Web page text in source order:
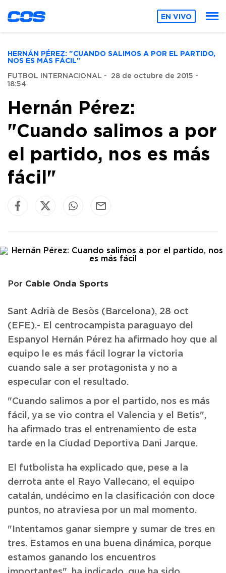
EN VIVO
HERNÁN PÉREZ: "CUANDO SALIMOS A POR EL PARTIDO,
NOS ES MÁS FÁCIL"
FUTBOL INTERNACIONAL - 28 de octubre de 2015 -
18:54
Hernán Pérez:
"Cuando salimos a por
el partido, nos es más
fácil"
Por Cable Onda Sports
Sant Adrià de Besòs (Barcelona), 28 oct
(EFE).- El centrocampista paraguayo del
Espanyol Hernán Pérez ha afirmado hoy que al
equipo le es más fácil lograr la victoria
cuando sale a ser protagonista y no a
especular con el resultado.
"Cuando salimos a por el partido, nos es más
fácil, ya se vio contra el Valencia y el Betis",
ha afirmado tras el entrenamiento de esta
tarde en la Ciudad Deportiva Dani Jarque.
El futbolista ha explicado que, pese a la
derrota ante el Rayo Vallecano, el equipo
catalán, undécimo en la clasificación con doce
puntos, no atraviesa por un mal momento.
"Intentamos ganar siempre y sumar de tres en
tres. Estamos en una buena dinámica, porque
estamos ganando los encuentros